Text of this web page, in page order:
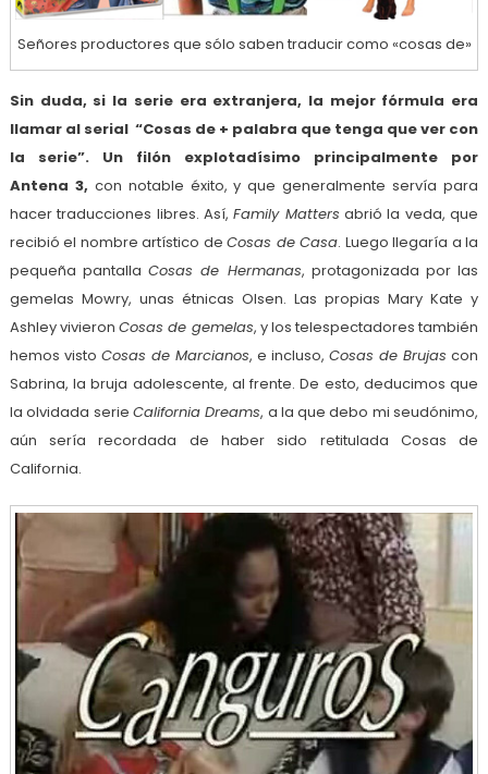
Señores productores que sólo saben traducir como «cosas de»
Sin duda, si la serie era extranjera, la mejor fórmula era
llamar al serial “Cosas de + palabra que tenga que ver con
la serie”. Un filón explotadísimo principalmente por
Antena 3, con notable éxito, y que generalmente servía para
hacer traducciones libres. Así,Family Matters abrió la veda, que
recibió el nombre artístico deCosas de Casa. Luego llegaría a la
pequeña pantallaCosas de Hermanas, protagonizada por las
gemelas Mowry, unas étnicas Olsen. Las propias Mary Kate y
Ashley vivieronCosas de gemelas, y los telespectadores también
hemos visto Cosas de Marcianos, e incluso,Cosas de Brujas con
Sabrina, la bruja adolescente, al frente. De esto, deducimos que
la olvidada serie California Dreams, a la que debo mi seudónimo,
aún sería recordada de haber sido retitulada Cosas de
California.